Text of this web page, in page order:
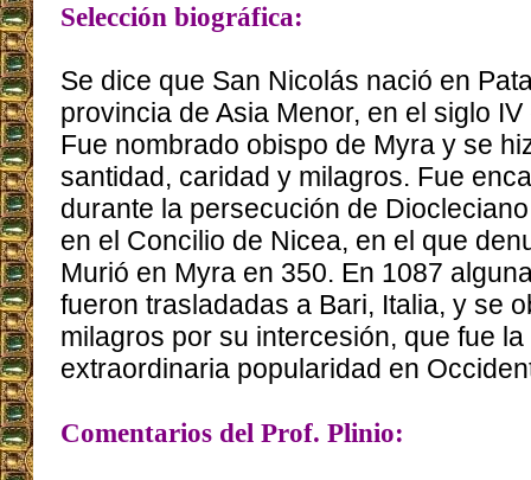
Selección biográfica:
Se dice que San Nicolás nació en
provincia de Asia Menor, en el siglo
Fue nombrado obispo de Myra y se
santidad, caridad y milagros. Fue
durante la persecución de
en el Concilio de Nicea, en el que
Murió en Myra en 350. En 1087
fueron trasladadas a Bari, Italia, y se
milagros por su intercesión, que fue
extraordinaria popularidad en
Comentarios del Prof. Plinio: